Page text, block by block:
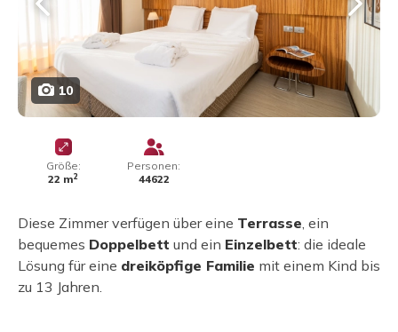
10
Größe:
22 m2
Personen:
44622
Diese Zimmer verfügen über eine Terrasse, ein
bequemes Doppelbett und ein Einzelbett: die ideale
Lösung für eine dreiköpfige Familie mit einem Kind bis
zu 13 Jahren.